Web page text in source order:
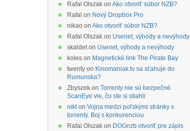
Rafal Olszak on Ako otvoriť súbor NZB?
Rafal on Nový Dropbox Pro
nikao on Ako otvoriť súbor NZB?
Rafal Olszak on Usenet, výhody a nevýhody
skaldet on Usenet, výhody a nevýhody
koles on Magnetické link The Pirate Bay
twenty on Kinomaniak.tv sa sťahuje do
Rumunska?
Zbyszek on Torrenty nie sú bezpečné.
ScanEye vie, čo ste si stiahli
nikton Vojna medzi poľskými stránky s
torrenty. Boj s konkurenciou
Rafal Olszak on DOGnzb otvoriť pre zápis